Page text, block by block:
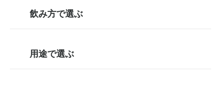
飲み方で選ぶ
用途で選ぶ